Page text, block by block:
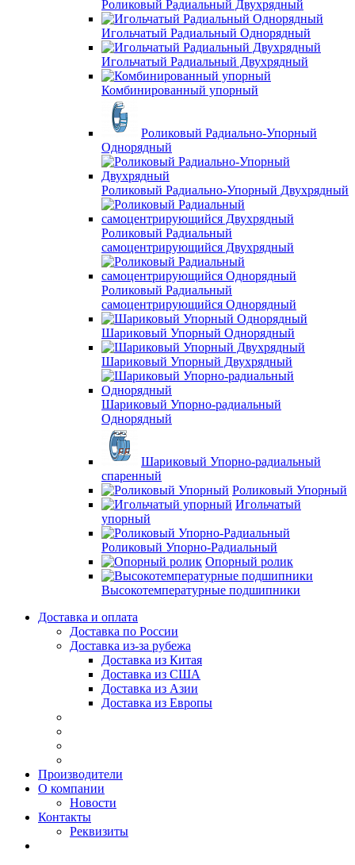
Роликовый Радиальный Двухрядный
Игольчатый Радиальный Однорядный
Игольчатый Радиальный Двухрядный
Комбинированный упорный
Роликовый Радиально-Упорный
Однорядный
Роликовый Радиально-Упорный Двухрядный
Роликовый Радиальный
самоцентрирующийся Двухрядный
Роликовый Радиальный
самоцентрирующийся Однорядный
Шариковый Упорный Однорядный
Шариковый Упорный Двухрядный
Шариковый Упорно-радиальный
Однорядный
Шариковый Упорно-радиальный
спаренный
Роликовый Упорный
Игольчатый
упорный
Роликовый Упорно-Радиальный
Опорный ролик
Высокотемпературные подшипники
Доставка и оплата
Доставка по России
Доставка из-за рубежа
Доставка из Китая
Доставка из США
Доставка из Азии
Доставка из Европы
Производители
О компании
Новости
Контакты
Реквизиты